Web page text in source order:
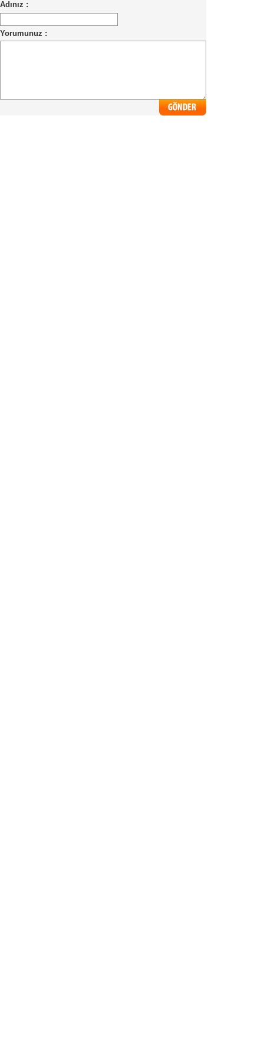
Adınız :
Yorumunuz :